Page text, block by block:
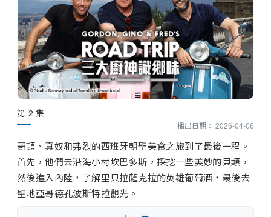
第 2 集
播出日期： 2026-04-06
哥頓、真奴和弗烈的西班牙朝聖美食之旅到了最後一程。
首先，他們去沿海小村坎巴多斯，採挖一些美妙的貝類，
然後進入內陸，了解里貝拉薩克拉的英雄葡萄酒，最後去
聖地亞哥德孔波斯特拉觀光。